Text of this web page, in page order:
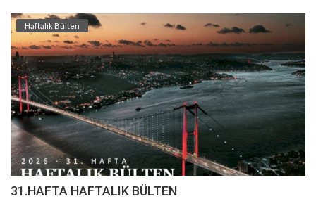
Haftalık Bülten
31.HAFTA HAFTALIK BÜLTEN